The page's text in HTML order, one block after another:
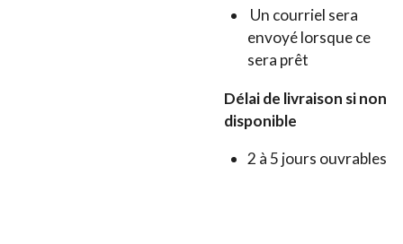
Un courriel sera
envoyé lorsque ce
sera prêt
Délai de livraison si non
disponible
2 à 5 jours ouvrables